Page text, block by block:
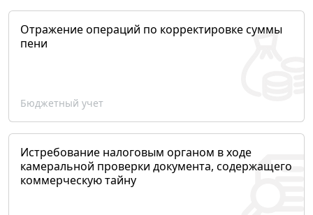
Отражение операций по корректировке суммы
пени
Бюджетный учет
Истребование налоговым органом в ходе
камеральной проверки документа, содержащего
коммерческую тайну